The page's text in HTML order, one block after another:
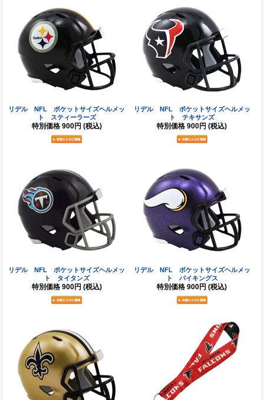
リデル NFL ポケットサイズヘルメッ
ト スティーラーズ
特別価格 900円 (税込)
リデル NFL ポケットサイズヘルメッ
ト テキサンズ
特別価格 900円 (税込)
リデル NFL ポケットサイズヘルメッ
ト タイタンズ
特別価格 900円 (税込)
リデル NFL ポケットサイズヘルメッ
ト バイキングス
特別価格 900円 (税込)